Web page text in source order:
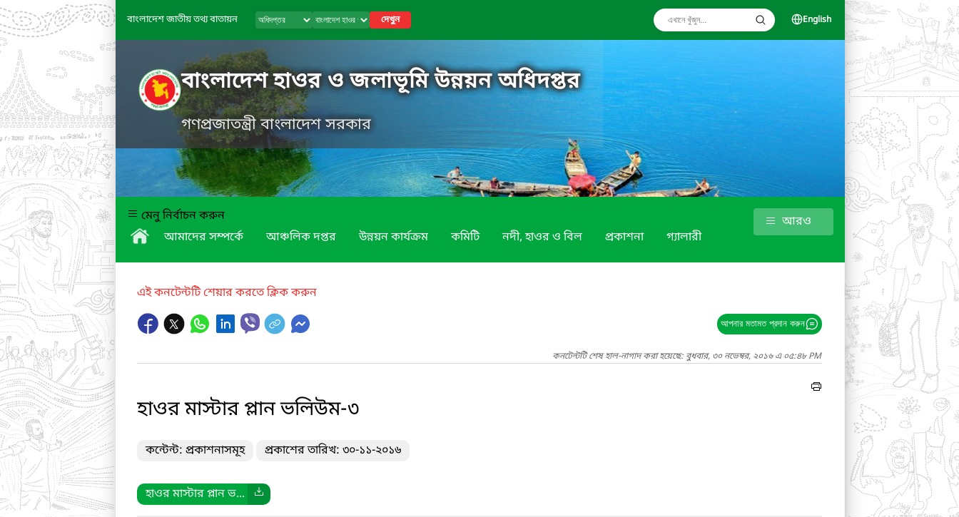
বাংলাদেশ জাতীয় তথ্য বাতায়ন দেখুন English
বাংলাদেশ হাওর ও জলাভূমি উন্নয়ন অধিদপ্তর
গণপ্রজাতন্ত্রী বাংলাদেশ সরকার
মেনু নির্বাচন করুন
আমাদের সম্পর্কে
আঞ্চলিক দপ্তর উন্নয়ন কার্যক্রম কমিটি নদী, হাওর ও বিল প্রকাশনা গ্যালারী
আরও
এই কনটেন্টটি শেয়ার করতে ক্লিক করুন
আপনার মতামত প্রদান করুন
কনটেন্টটি শেষ হাল-নাগাদ করা হয়েছে: বুধবার, ৩০ নভেম্বর, ২০১৬ এ ০৫:৪৮ PM
হাওর মাস্টার প্লান ভলিউম-৩
কন্টেন্ট: প্রকাশনাসমূহ প্রকাশের তারিখ: ৩০-১১-২০১৬
হাওর মাস্টার প্লান ভ...